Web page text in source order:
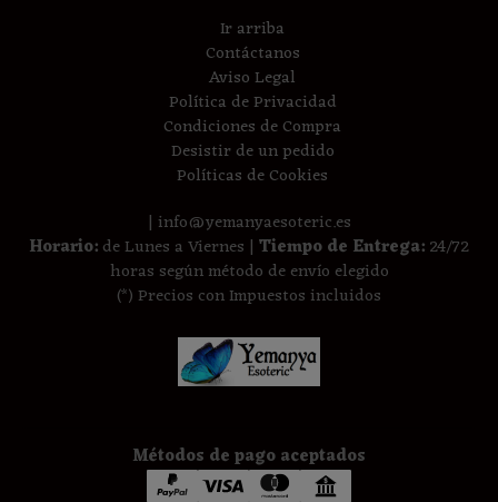
Ir arriba
Contáctanos
Aviso Legal
Política de Privacidad
Condiciones de Compra
Desistir de un pedido
Políticas de Cookies
| info@yemanyaesoteric.es
Horario:de Lunes a Viernes | Tiempo de Entrega:24/72
horas según método de envío elegido
(*) Precios con Impuestos incluidos
Métodos de pago aceptados